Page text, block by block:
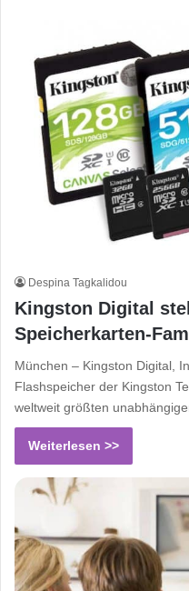
Despina Tagkalidou
Kingston Digital
Speicherkarten-
München – Kingston Digital,
Flashspeicher der Kingston
weltweit größten
Weiterlesen >>